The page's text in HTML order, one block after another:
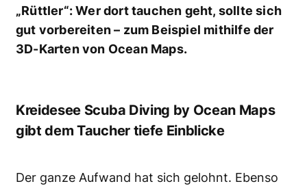
„Rüttler“: Wer dort tauchen geht, sollte sich
gut vorbereiten – zum Beispiel mithilfe der
3D-Karten von Ocean Maps.
Kreidesee Scuba Diving by Ocean Maps
gibt dem Taucher tiefe Einblicke
Der ganze Aufwand hat sich gelohnt. Ebenso